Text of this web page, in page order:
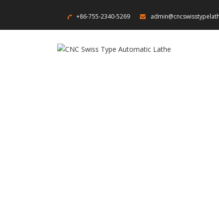
+86-755-2340-5269